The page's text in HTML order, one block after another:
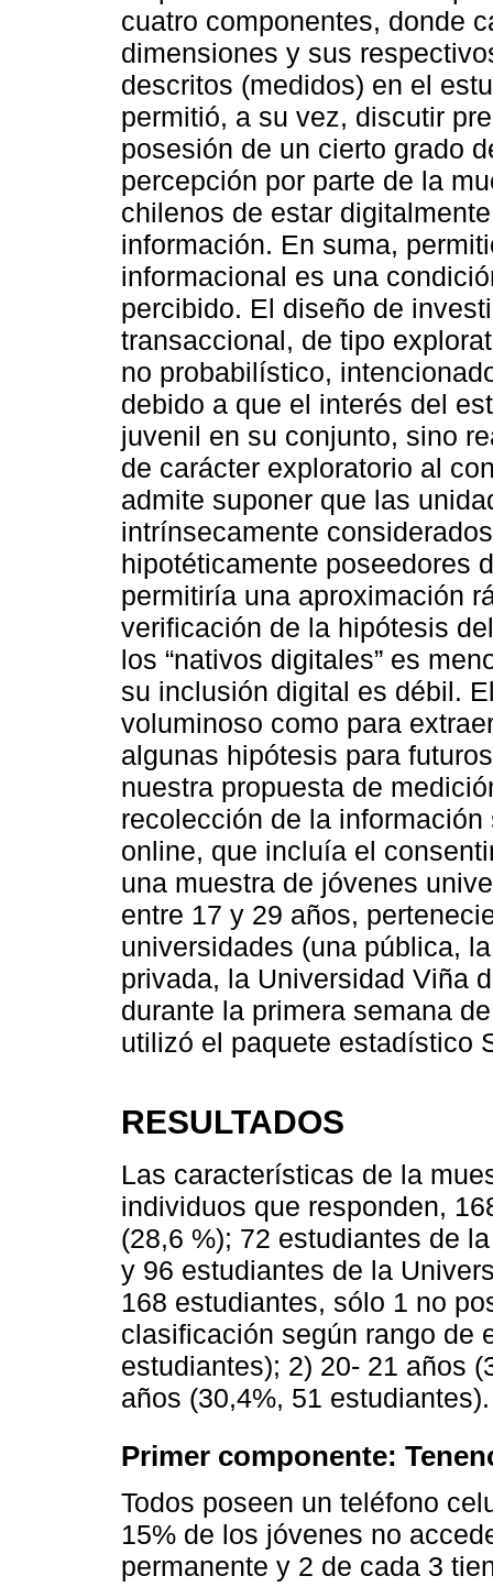
cuatro componentes, donde
dimensiones y sus
descritos (medidos) en el
permitió, a su vez, discutir
posesión de un cierto grado
percepción por parte de la
chilenos de estar
información. En suma,
informacional es una
percibido. El diseño de
transaccional, de tipo
no probabilístico,
debido a que el interés del
juvenil en su conjunto, sino
de carácter exploratorio al
admite suponer que las
intrínsecamente
hipotéticamente poseedores
permitiría una aproximación
verificación de la hipótesis
los “nativos digitales” es
su inclusión digital es débil.
voluminoso como para
algunas hipótesis para
nuestra propuesta de
recolección de la
online, que incluía el
una muestra de jóvenes
entre 17 y 29 años,
universidades (una pública,
privada, la Universidad Viña
durante la primera semana
utilizó el paquete estadístico
RESULTADOS
Las características de la
individuos que responden,
(28,6 %); 72 estudiantes de
y 96 estudiantes de la
168 estudiantes, sólo 1 no
clasificación según rango de
estudiantes); 2) 20- 21 años
años (30,4%, 51 estudiantes).
Primer componente:
Todos poseen un teléfono
15% de los jóvenes no
permanente y 2 de cada 3